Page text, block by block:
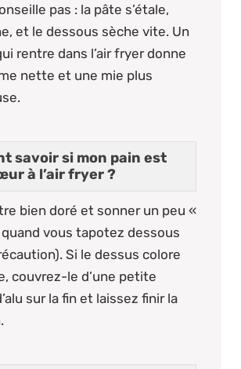
pas : la pâte s’étale,
et le dessous sèche vite. Un
rentre dans l’air fryer donne
nette et une mie plus
savoir si mon pain est
à l’air fryer ?
bien doré et sonner un peu «
vous tapotez dessous
Si le dessus colore
couvrez-le d’une petite
sur la fin et laissez finir la